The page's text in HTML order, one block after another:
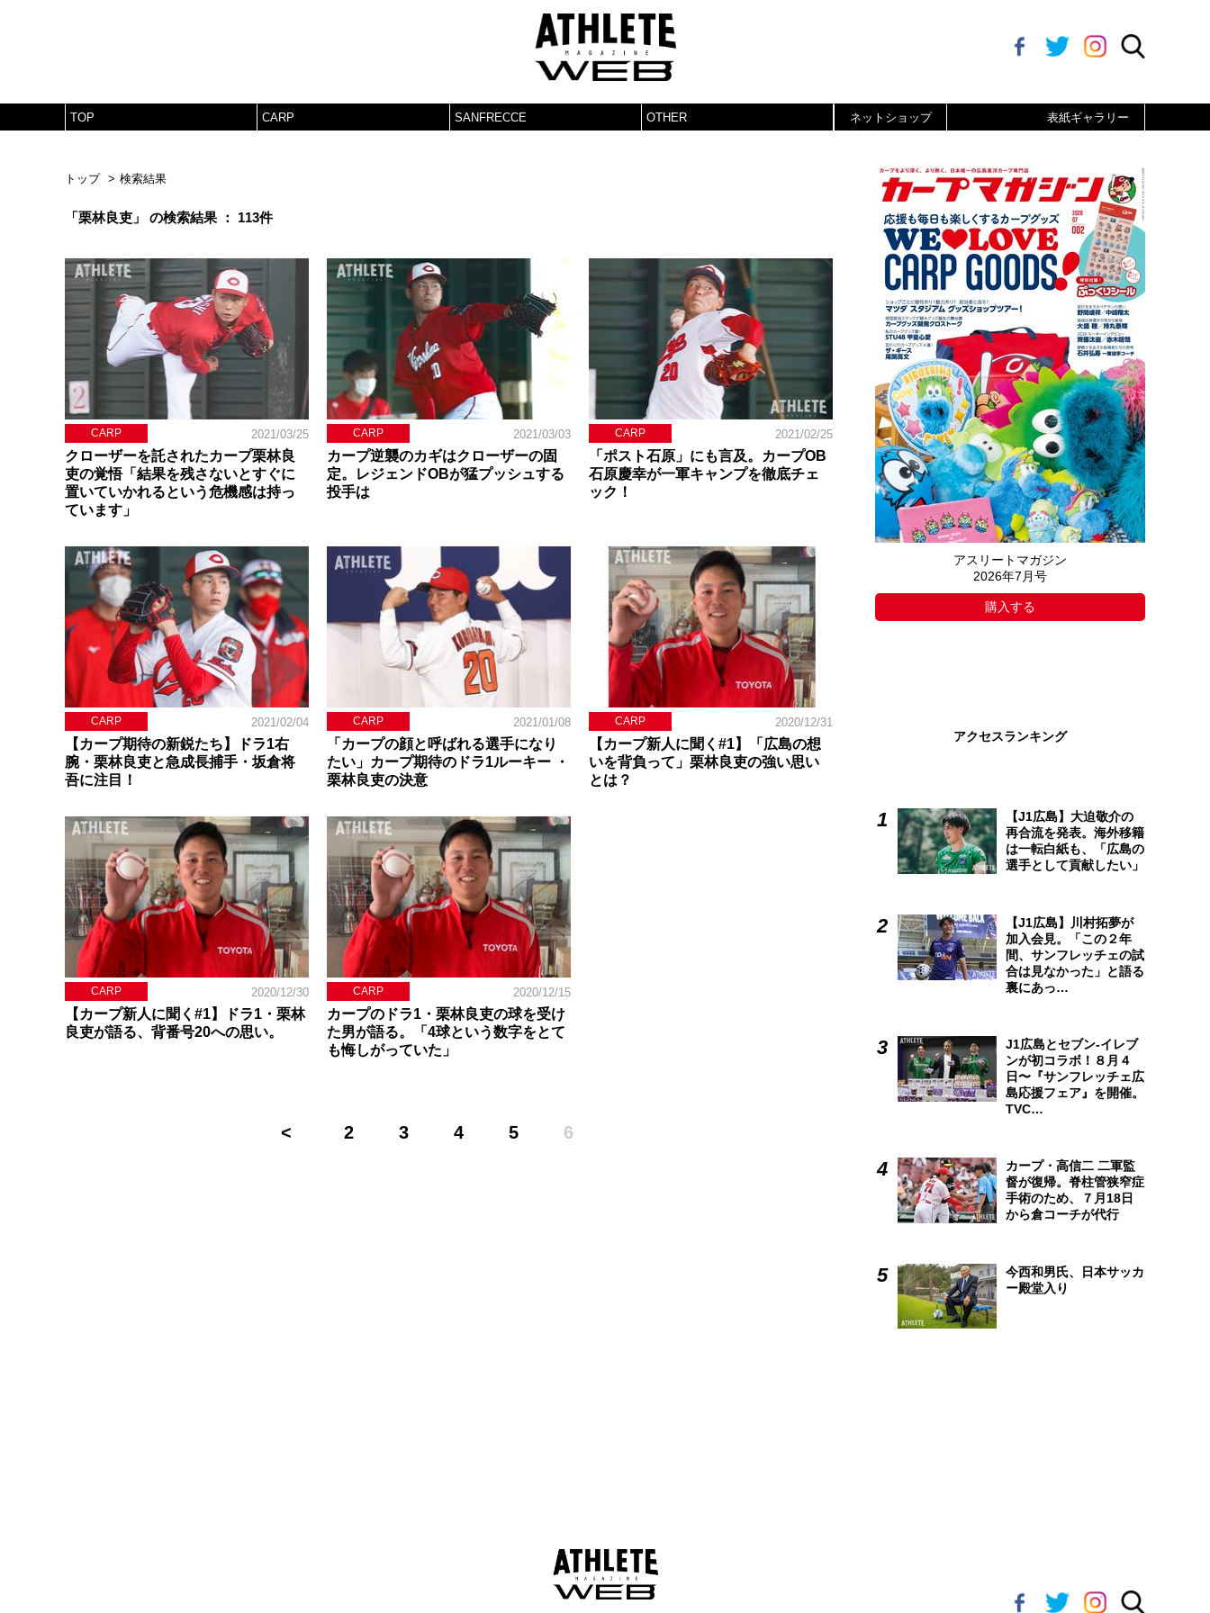
TOP CARP SANFRECCE OTHER ネットショップ 表紙ギャラリー
トップ 検索結果
「栗林良吏」 の検索結果 ： 113件
CARP 2021/03/25
クローザーを託されたカープ栗林良
吏の覚悟「結果を残さないとすぐに
置いていかれるという危機感は持っ
ています」
CARP 2021/03/03
カープ逆襲のカギはクローザーの固
定。レジェンドOBが猛プッシュする
投手は
CARP 2021/02/25
「ポスト石原」にも言及。カープOB
石原慶幸が一軍キャンプを徹底チェ
ック！
CARP 2021/02/04
【カープ期待の新鋭たち】ドラ1右
腕・栗林良吏と急成長捕手・坂倉将
吾に注目！
CARP 2021/01/08
「カープの顔と呼ばれる選手になり
たい」カープ期待のドラ1ルーキー ・
栗林良吏の決意
CARP 2020/12/31
【カープ新人に聞く#1】「広島の想
いを背負って」栗林良吏の強い思い
とは？
CARP 2020/12/30
【カープ新人に聞く#1】ドラ1・栗林
良吏が語る、背番号20への思い。
CARP 2020/12/15
カープのドラ1・栗林良吏の球を受け
た男が語る。「4球という数字をとて
も悔しがっていた」
2 3 4 5 6
アスリートマガジン
2026年7月号
購入する
アクセスランキング
【J1広島】大迫敬介の
再合流を発表。海外移籍
は一転白紙も、「広島の
選手として貢献したい」
【J1広島】川村拓夢が
加入会見。「この２年
間、サンフレッチェの試
合は見なかった」と語る
裏にあっ…
J1広島とセブン-イレブ
ンが初コラボ！８月４
日〜『サンフレッチェ広
島応援フェア』を開催。
TVC…
カープ・高信二 二軍監
督が復帰。脊柱管狭窄症
手術のため、７月18日
から倉コーチが代行
今西和男氏、日本サッカ
ー殿堂入り